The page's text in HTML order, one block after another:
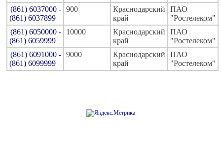
(861) 6037000 -
(861) 6037899
900
Краснодарский
край
ПАО
"Ростелеком"
(861) 6050000 -
(861) 6059999
10000
Краснодарский
край
ПАО
"Ростелеком"
(861) 6091000 -
(861) 6099999
9000
Краснодарский
край
ПАО
"Ростелеком"